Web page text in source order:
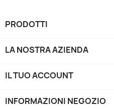
PRODOTTI
LA NOSTRA AZIENDA
IL TUO ACCOUNT
INFORMAZIONI NEGOZIO